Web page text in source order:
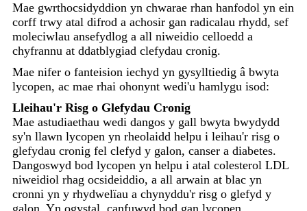
Mae gwrthocsidyddion yn chwarae rhan hanfodol yn ein
corff trwy atal difrod a achosir gan radicalau rhydd, sef
moleciwlau ansefydlog a all niweidio celloedd a
chyfrannu at ddatblygiad clefydau cronig.
Mae nifer o fanteision iechyd yn gysylltiedig â bwyta
lycopen, ac mae rhai ohonynt wedi'u hamlygu isod:
Lleihau'r Risg o Glefydau Cronig
Mae astudiaethau wedi dangos y gall bwyta bwydydd
sy'n llawn lycopen yn rheolaidd helpu i leihau'r risg o
glefydau cronig fel clefyd y galon, canser a diabetes.
Dangoswyd bod lycopen yn helpu i atal colesterol LDL
niweidiol rhag ocsideiddio, a all arwain at blac yn
cronni yn y rhydwelïau a chynyddu'r risg o glefyd y